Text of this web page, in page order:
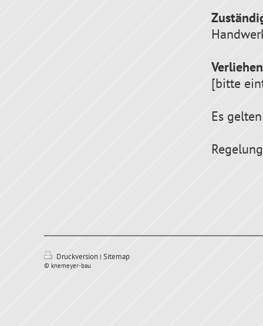
[bitte
Es
Druckversion | Sitemap
© knemeyer-bau